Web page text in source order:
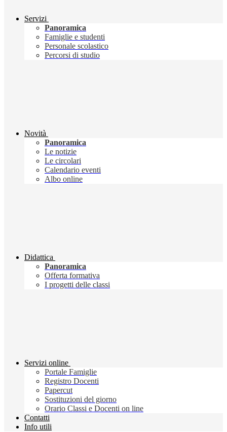
Servizi
Panoramica
Famiglie e studenti
Personale scolastico
Percorsi di studio
Novità
Panoramica
Le notizie
Le circolari
Calendario eventi
Albo online
Didattica
Panoramica
Offerta formativa
I progetti delle classi
Servizi online
Portale Famiglie
Registro Docenti
Papercut
Sostituzioni del giorno
Orario Classi e Docenti on line
Contatti
Info utili